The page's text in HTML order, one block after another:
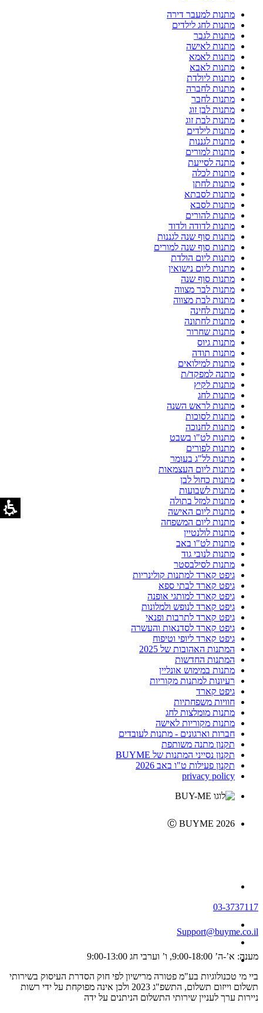
מתנות למעבר דירה
מתנות לחג לילדים
מתנות לגבר
מתנות לאישה
מתנות לאמא
מתנות לאבא
מתנות ליולדת
מתנות לחברה
מתנות לחבר
מתנות לבן זוג
מתנות לבת זוג
מתנות לילדים
מתנות לגננות
מתנות למורים
מתנה לסייעת
מתנות לכלה
מתנות לחתן
מתנות לסבתא
מתנות לסבא
מתנות להורים
מתנות לדודה ולדוד
מתנות סוף שנה לגננות
מתנות סוף שנה למורים
מתנות ליום הולדת
מתנות ליום נישואין
מתנות סוף שנה
מתנות לבר מצווה
מתנות לבת מצווה
מתנות לחינה
מתנות לחתונה
מתנות שחרור
מתנות גיוס
מתנות תודה
מתנות למילואים
מתנה למפקד/ת
מתנות לקיץ
מתנות לחג
מתנות לראש השנה
מתנות לסוכות
מתנות לחנוכה
מתנות לט"ו בשבט
מתנות לפורים
מתנות לל"ג בעומר
מתנות ליום העצמאות
מתנות כחול לבן
מתנות לשבועות
מתנות למזל בתולה
מתנות ליום האישה
מתנות ליום המשפחה
מתנות לולנטיין
מתנות לט"ו באב
מתנות לנובי גוד
מתנות לסילבסטר
גיפט קארד למתנות קולינריות
גיפט קארד לבתי ספא
גיפט קארד למותגי אופנה
גיפט קארד לנופש ולמלונות
גיפט קארד לתרבות ופנאי
גיפט קארד לסדנאות והעשרה
גיפט קארד ליופי וטיפוח
המתנות האהובות של 2025
המתנות החדשות
מתנות במימוש אונליין
רעיונות למתנות מקוריות
גיפט קארד
חוויות משפחתיות
מתנות מומלצות לחג
מתנות מקוריות לאישה
חברות וארגונים - מתנות לעובדים
תקנון מתנה משותפת
תקנון נסייני המתנות של BUYME
תקנון פעילות ט"ו באב 2026
privacy policy
Ⓒ BUYME 2026
03-3737117
Support@buyme.co.il
מענה: א’-ה’ 9:00-18:00, ו’ וערבי חג 9:00-13:00
ביי מי טכנולוגיות בע"מ פטורה מרישיון לפי חוק הסדרת העיסוק בשירותי
תשלום וייזום תשלום, התשפ"ג 2023 ולכן אינה מפוקחת על ידי רשות
ניירות ערך לעניין שירותי התשלום הניתנים על ידה